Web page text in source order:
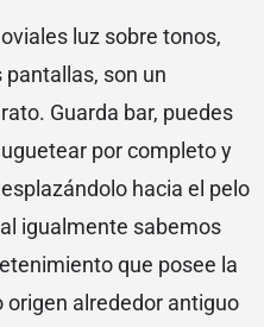
luz sobre tonos,
son un
Guarda bar, puedes
por completo y
hacia el pelo
igualmente sabemos
que posee la
alrededor antiguo